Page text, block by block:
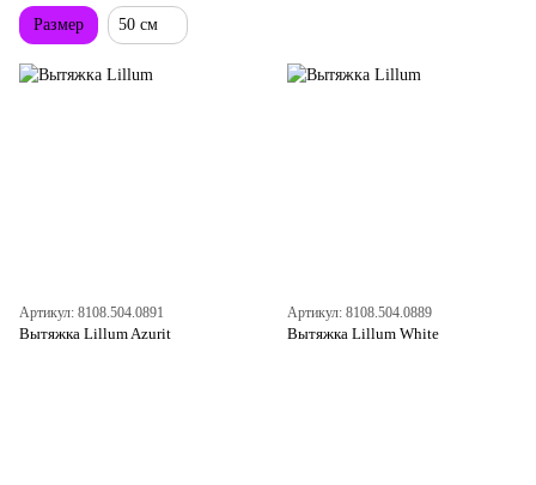
Размер 50 см
Артикул: 8108.504.0891
Вытяжка Lillum Azurit
Артикул: 8108.504.0889
Вытяжка Lillum White